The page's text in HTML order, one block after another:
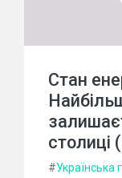
Стан
столиці
#Українська